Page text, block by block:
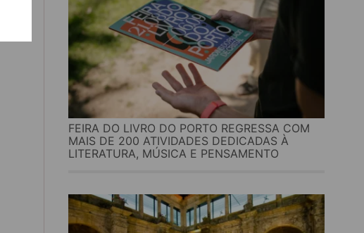
FEIRA DO LIVRO DO PORTO REGRESSA COM
MAIS DE 200 ATIVIDADES DEDICADAS À
LITERATURA, MÚSICA E PENSAMENTO